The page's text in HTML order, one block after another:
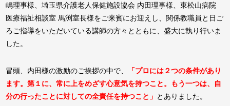
嶋理事様、埼玉県介護老人保健施設協会 内田理事様、東松山病院
医療福祉相談室 馬渕室長様をご来賓にお迎えし、関係教職員と日ご
ろご指導をいただいている講師の方々とともに、盛大に執り行いま
した。
冒頭、内田様の激励のご挨拶の中で、
「プロには２つの条件があり
ます。第１に、常に上をめざす心意気を持つこと。もう一つは、自
分の行ったことに対しての全責任を持つこと」 とありました。